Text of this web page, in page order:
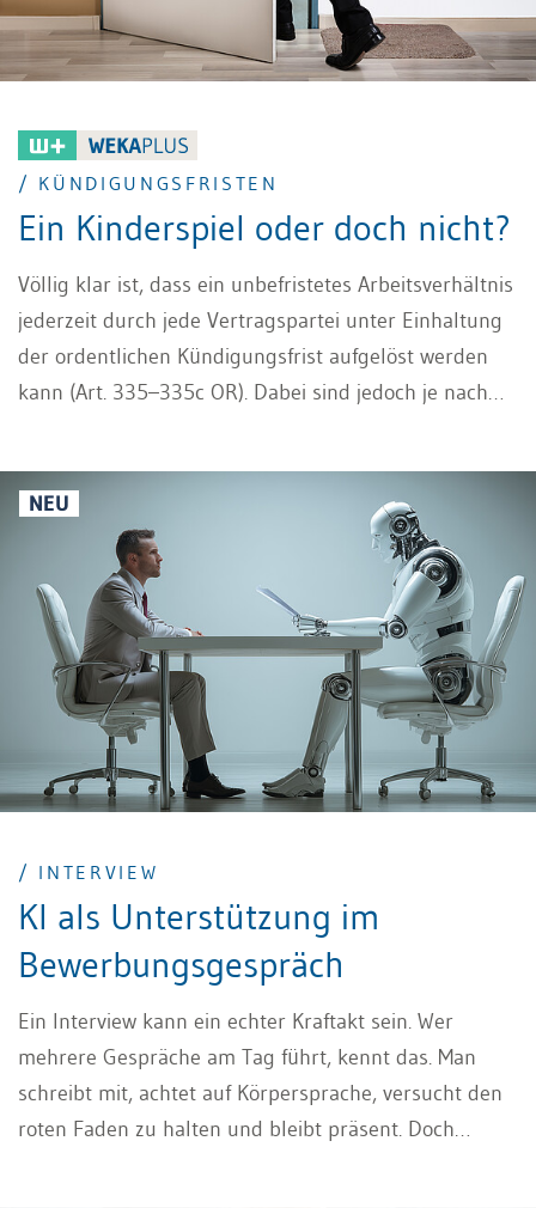
/ KÜNDIGUNGSFRISTEN
Ein Kinderspiel oder doch nicht?
Völlig klar ist, dass ein unbefristetes Arbeitsverhältnis
jederzeit durch jede Vertragspartei unter Einhaltung
der ordentlichen Kündigungsfrist aufgelöst werden
kann (Art. 335–335c OR). Dabei sind jedoch je nach
den Zeitpunkt und den Lauf der Kündigungsfristen
NEU
/ INTERVIEW
KI als Unterstützung im
Bewerbungsgespräch
Ein Interview kann ein echter Kraftakt sein. Wer
mehrere Gespräche am Tag führt, kennt das. Man
schreibt mit, achtet auf Körpersprache, versucht den
roten Faden zu halten und bleibt präsent. Doch